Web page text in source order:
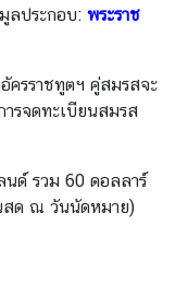
ลประกอบ: พระราช
รราชทูตฯ คู่สมรสจะ
รจดทะเบียนสมรส
ด์ รวม 60 ดอลลาร์
สด ณ วันนัดหมาย)